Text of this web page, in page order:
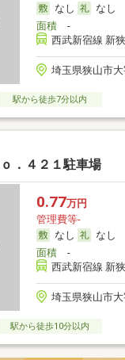
なし
なし
面積-
西武新宿線 新
埼玉県狭山市
駅から徒歩7分以内
．４２１駐車場
0.77万円
管理費等-
なし
なし
面積-
西武新宿線 新
埼玉県狭山市
駅から徒歩10分以内